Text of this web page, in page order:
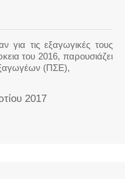
για τις εξαγωγικές τους
του 2016, παρουσιάζει
(ΠΣΕ),
2017